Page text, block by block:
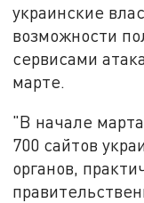
украинские
возможности
сервисами
марте.
"В начале
700 сайтов
органов,